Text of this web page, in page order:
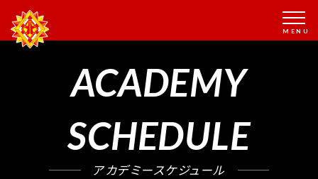
ACADEMY
SCHEDULE
アカデミースケジュール